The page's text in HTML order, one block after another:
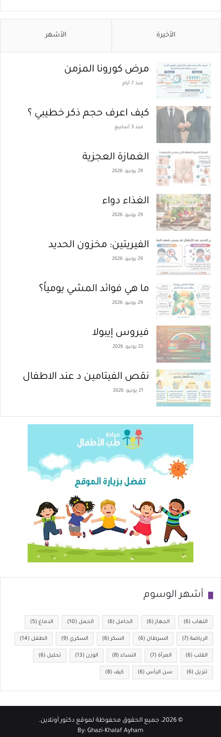
الأخيرة الأشهر
مرض كورونا المزمن
منذ 7 أيام
كيف اعرف حجم ذكر خطيبي ؟
منذ 3 أسابيع
الغمازة العجزية
29 يونيو، 2026
الغذاء دواء
29 يونيو، 2026
الفيريتين: مخزون الحديد
29 يونيو، 2026
ما هي فوائد المشي يومياً؟
29 يونيو، 2026
فيروس إيبولا
23 يونيو، 2026
نقص الفيتامين د عند الاطفال
21 يونيو، 2026
أشهر الوسوم
التهاب (6) الجهاز (6) الحامل (6) الحمل (10) الدماغ (5)
الرياضة (7) السرطان (6) السكر (6) السكري (9) الطفل (14)
القلب (6) المرأة (7) النساء (8) الوزن (13) تحليل (6)
تنزيل (6) سن اليأس (6) كيف (8)
© 2026، جميع الحقوق محفوظة لموقع دكتور أونلاين.
By: Ghazi-Khalaf Ayham